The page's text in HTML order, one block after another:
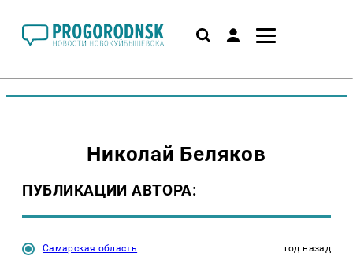
Николай Беляков
ПУБЛИКАЦИИ АВТОРА:
Самарская область год назад